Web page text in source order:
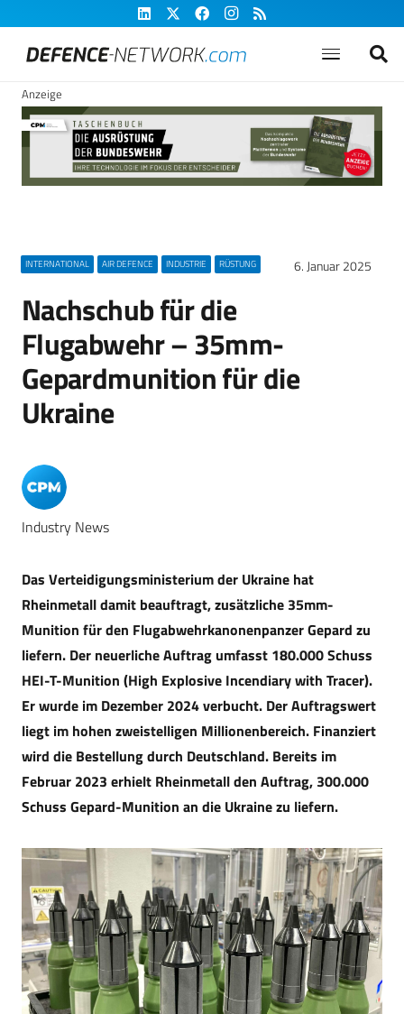
Anzeige
INTERNATIONAL AIR DEFENCE INDUSTRIE RÜSTUNG 6. Januar 2025
Nachschub für die
Flugabwehr – 35mm-
Gepardmunition für die
Ukraine
Industry News
Das Verteidigungsministerium der Ukraine hat
Rheinmetall damit beauftragt, zusätzliche 35mm-
Munition für den Flugabwehrkanonenpanzer Gepard zu
liefern. Der neuerliche Auftrag umfasst 180.000 Schuss
HEI-T-Munition (High Explosive Incendiary with Tracer).
Er wurde im Dezember 2024 verbucht. Der Auftragswert
liegt im hohen zweistelligen Millionenbereich. Finanziert
wird die Bestellung durch Deutschland. Bereits im
Februar 2023 erhielt Rheinmetall den Auftrag, 300.000
Schuss Gepard-Munition an die Ukraine zu liefern.